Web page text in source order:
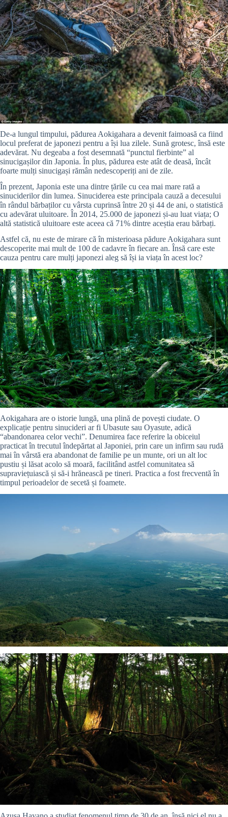
De-a lungul timpului, pădurea Aokigahara a devenit faimoasă ca fiind
locul preferat de japonezi pentru a își lua zilele. Sună grotesc, însă este
adevărat. Nu degeaba a fost desemnată “punctul fierbinte” al
sinucigașilor din Japonia. În plus, pădurea este atât de deasă, încât
foarte mulți sinucigași rămân nedescoperiți ani de zile.
În prezent, Japonia este una dintre țările cu cea mai mare rată a
sinuciderilor din lumea. Sinuciderea este principala cauză a decesului
în rândul bărbaților cu vârsta cuprinsă între 20 și 44 de ani, o statistică
cu adevărat uluitoare. În 2014, 25.000 de japonezi și-au luat viața; O
altă statistică uluitoare este aceea că 71% dintre aceștia erau bărbați.
Astfel că, nu este de mirare că în misterioasa pădure Aokigahara sunt
descoperite mai mult de 100 de cadavre în fiecare an. Însă care este
cauza pentru care mulți japonezi aleg să își ia viața în acest loc?
Aokigahara are o istorie lungă, una plină de povești ciudate. O
explicație pentru sinucideri ar fi Ubasute sau Oyasute, adică
“abandonarea celor vechi”. Denumirea face referire la obiceiul
practicat în trecutul îndepărtat al Japoniei, prin care un infirm sau rudă
mai în vârstă era abandonat de familie pe un munte, ori un alt loc
pustiu și lăsat acolo să moară, facilitând astfel comunitatea să
supraviețuiască și să-i hrănească pe tineri. Practica a fost frecventă în
timpul perioadelor de secetă și foamete.